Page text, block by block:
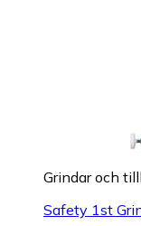
Grindar och
Safety 1st